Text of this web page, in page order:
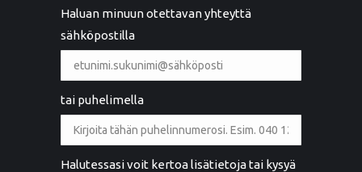
Haluan minuun otettavan yhteyttä
sähköpostilla
tai puhelimella
Halutessasi voit kertoa lisätietoja tai kysyä